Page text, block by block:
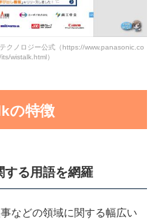
クノロジー公式（https://www.panasonic.co
wistalk.html）
の特徴
する用語を網羅
などの領域に関する幅広い